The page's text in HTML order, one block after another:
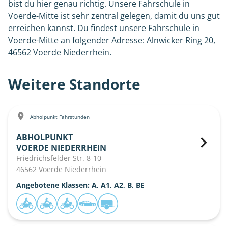
bist du hier genau richtig. Unsere Fahrschule in
Voerde-Mitte ist sehr zentral gelegen, damit du uns gut
erreichen kannst. Du findest unsere Fahrschule in
Voerde-Mitte an folgender Adresse: Alnwicker Ring 20,
46562 Voerde Niederrhein.
Weitere Standorte
Abholpunkt Fahrstunden
ABHOLPUNKT
VOERDE NIEDERRHEIN
Friedrichsfelder Str. 8-10
46562 Voerde Niederrhein
Angebotene Klassen: A, A1, A2, B, BE